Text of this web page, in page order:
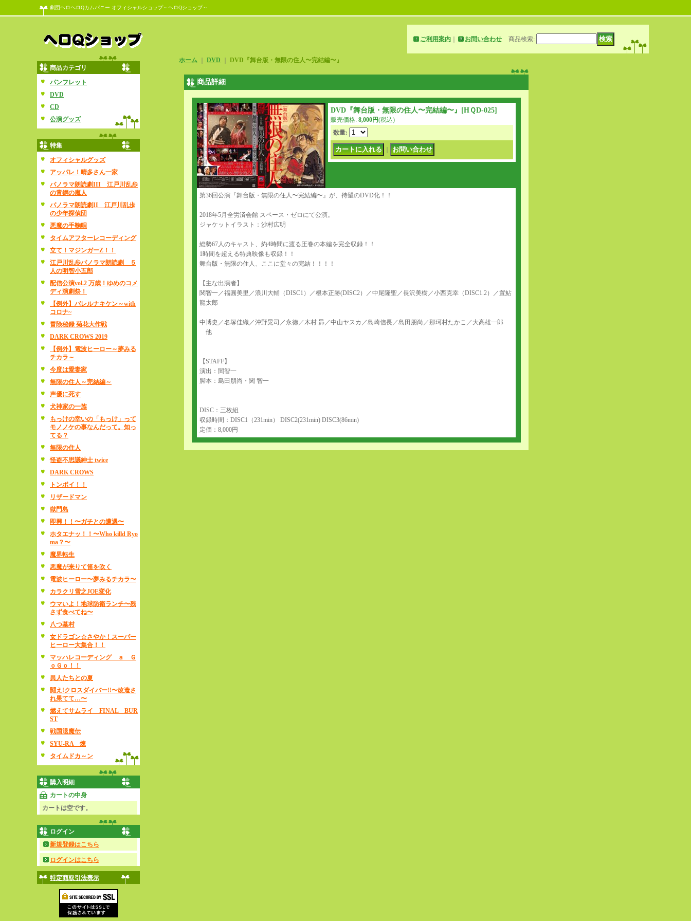
劇団ヘロヘロQカムパニー オフィシャルショップ～ヘロQショップ～
ご利用案内 お問い合わせ 商品検索:
商品カテゴリ
パンフレット
DVD
CD
公演グッズ
特集
オフィシャルグッズ
アッパレ！晴多さん一家
パノラマ朗読劇III 江戸川乱歩
の青銅の魔人
パノラマ朗読劇II 江戸川乱歩
の少年探偵団
悪魔の手鞠唄
タイムアフターレコーディング
立て！マジンガーZ！！
江戸川乱歩パノラマ朗読劇 ５
人の明智小五郎
配信公演vol.2 万歳！ゆめのコメ
ディ演劇祭！
【例外】バレルナキケン～with
コロナ~
冒険秘録 菊花大作戦
DARK CROWS 2019
【例外】電波ヒーロー～夢みる
チカラ～
今度は愛妻家
無限の住人～完結編～
声優に死す
犬神家の一族
もっけの幸いの「もっけ」って
モノノケの事なんだって。知っ
てる？
無限の住人
怪盗不思議紳士 twice
DARK CROWS
トンボイ！！
リザードマン
獄門島
即興！！〜ガチとの遭遇〜
ホタエナッ！！〜Who killd Ryo
ma？〜
魔界転生
悪魔が来りて笛を吹く
電波ヒーロー〜夢みるチカラ〜
カラクリ雪之JOE変化
ウマいよ！地球防衛ランチ〜残
さず食べてね〜
八つ墓村
女ドラゴン☆さやか！スーパー
ヒーロー大集合！！
マッハレコーディング ａ Ｇ
ｏＧｏ！！
異人たちとの夏
闘え!クロスダイバー!!〜改造さ
れ果てて…〜
燃えてサムライ FINAL BUR
ST
戦国退魔伝
SYU-RA 煉
タイムドカ～ン
購入明細
カートの中身
カートは空です。
ログイン
新規登録はこちら
ログインはこちら
特定商取引法表示
ホーム DVD DVD『舞台版・無限の住人〜完結編〜』
商品詳細
DVD『舞台版・無限の住人〜完結編〜』 [HＱD-025]
販売価格: 8,000円(税込)
数量:
第36回公演『舞台版・無限の住人〜完結編〜』が、待望のDVD化！！
2018年5月全労済会館 スペース・ゼロにて公演。
ジャケットイラスト：沙村広明
総勢67人のキャスト、約4時間に渡る圧巻の本編を完全収録！！
1時間を超える特典映像も収録！！
舞台版・無限の住人、ここに堂々の完結！！！！
【主な出演者】
関智一／福圓美里／浪川大輔（DISC1）／根本正勝(DISC2）／中尾隆聖／長沢美樹／小西克幸（DISC1.2）／置鮎
龍太郎
中博史／名塚佳織／沖野晃司／永徳／木村 昴／中山ヤスカ／島崎信長／島田朋尚／那珂村たかこ／大高雄一郎
他
【STAFF】
演出：関智一
脚本：島田朋尚・関 智一
DISC：三枚組
収録時間：DISC1（231min） DISC2(231min) DISC3(86min)
定価：8,000円